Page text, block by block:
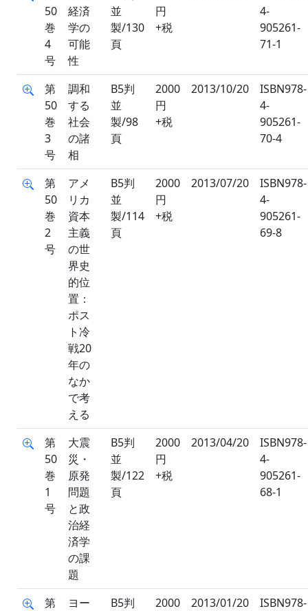
50
巻
4
号
経済
学の
可能
性
並
製/130
頁
円
+税
4-
905261-
71-1
第
50
巻
3
号
調和
する
社会
の諸
相
B5判
並
製/98
頁
2000
円
+税
2013/10/20
ISBN978-
4-
905261-
70-4
第
50
巻
2
号
アメ
リカ
資本
主義
の世
界史
的位
置：
ポス
ト冷
戦20
年の
なか
で考
える
B5判
並
製/114
頁
2000
円
+税
2013/07/20
ISBN978-
4-
905261-
69-8
第
50
巻
1
号
大震
災・
原発
問題
と政
治経
済学
の課
題
B5判
並
製/122
頁
2000
円
+税
2013/04/20
ISBN978-
4-
905261-
68-1
第
ヨー
B5判
2000
2013/01/20
ISBN978-